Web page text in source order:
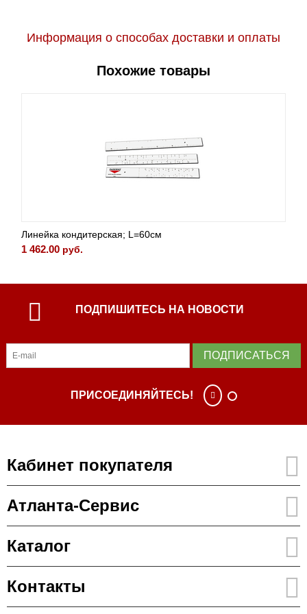
Информация о способах доставки и оплаты
Похожие товары
Линейка кондитерская; L=60см
1 462.00 руб.
ПОДПИШИТЕСЬ НА НОВОСТИ
ПОДПИСАТЬСЯ
ПРИСОЕДИНЯЙТЕСЬ!
Кабинет покупателя
Атланта-Сервис
Каталог
Контакты